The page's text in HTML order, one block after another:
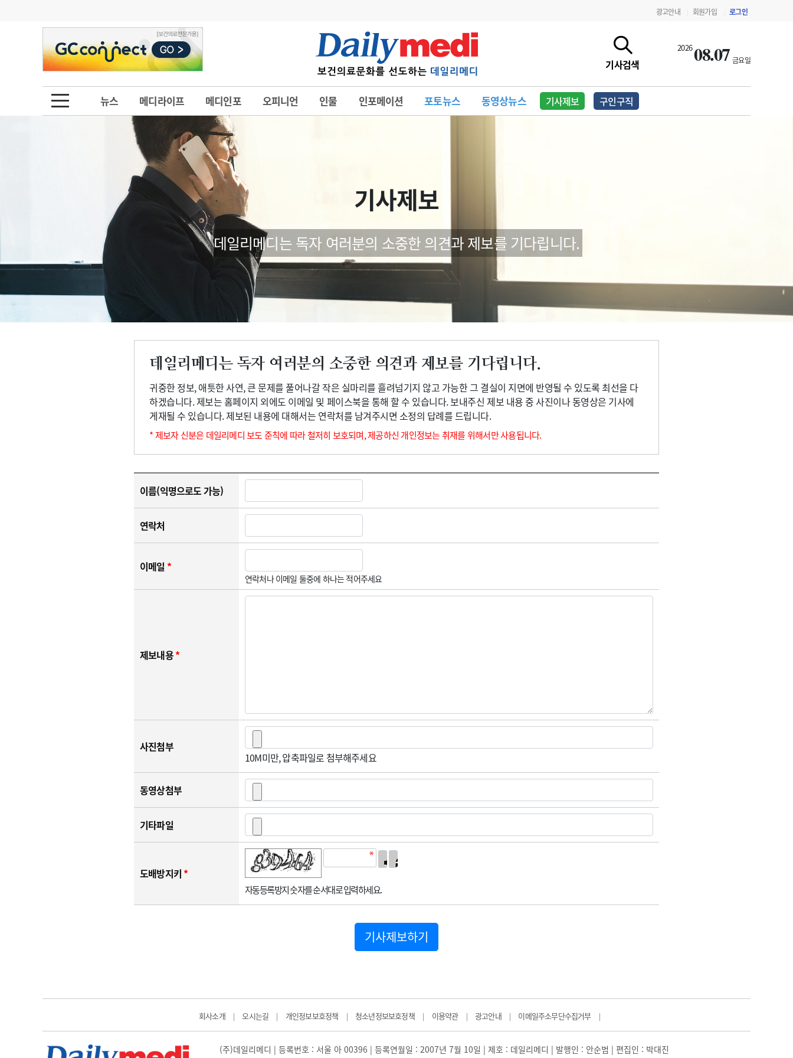
광고안내 회원가입 로그인
기사검색
202608.07 금요일
뉴스 메디라이프 메디인포 오피니언 인물 인포메이션 포토뉴스 동영상뉴스 기사제보 구인구직
금주의 검색어
1
의사인력 수급 추계
2
성분명 처방
3
AI의료
4
전공의 모집 결과
의사국시 합격률
6
관리급여 실시
의과대학 입시
10 약가인하
인사 사고
오피니언 칼럼 수첩
인물 초대석 피플
포토뉴스
지역병원 중소병원
행정처분 판례
학회·연수강좌 학회/연수강좌 행사
법적고지
기사제보
데일리메디는 독자 여러분의 소중한 의견과 제보를 기다립니다.
데일리메디는 독자 여러분의 소중한 의견과 제보를 기다립니다.
귀중한 정보, 애틋한 사연, 큰 문제를 풀어나갈 작은 실마리를 흘려넘기지 않고 가능한 그 결실이 지면에 반영될 수 있도록 최선을 다
하겠습니다. 제보는 홈페이지 외에도 이메일 및 페이스북을 통해 할 수 있습니다. 보내주신 제보 내용 중 사진이나 동영상은 기사에
게재될 수 있습니다. 제보된 내용에 대해서는 연락처를 남겨주시면 소정의 답례를 드립니다.
* 제보자 신분은 데일리메디 보도 준칙에 따라 철저히 보호되며, 제공하신 개인정보는 취재를 위해서만 사용됩니다.
이름(익명으로도 가능)
연락처
이메일 *
연락처나 이메일 둘중에 하나는 적어주세요
제보내용*
사진첨부
10M미만, 압축파일로 첨부해주세요
동영상첨부
기타파일
도배방지키 *
자동등록방지 숫자를 순서대로 입력하세요.
기사제보하기
회사소개 | 오시는길 | 개인정보보호정책 | 청소년정보보호정책 | 이용약관 | 광고안내 | 이메일주소무단수집거부 |
(주)데일리메디 | 등록번호 : 서울 아 00396 | 등록연월일 : 2007년 7월 10일 | 제호 : 데일리메디 | 발행인 : 안순범 | 편집인 : 박대진